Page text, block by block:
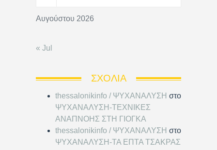
Αυγούστου 2026
« Jul
ΣΧΌΛΙΑ
thessalonikinfo / ΨΥΧΑΝΑΛΥΣΗ στο
ΨΥΧΑΝΑΛΥΣΗ-ΤΕΧΝΙΚΕΣ
ΑΝΑΠΝΟΗΣ ΣΤΗ ΓΙΟΓΚΑ
thessalonikinfo / ΨΥΧΑΝΑΛΥΣΗ στο
ΨΥΧΑΝΑΛΥΣΗ-ΤΑ ΕΠΤΑ ΤΣΑΚΡΑΣ